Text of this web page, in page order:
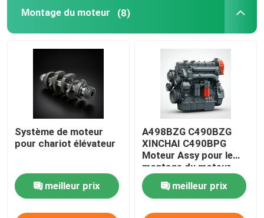
Montage du moteur (8)
Système de moteur
pour chariot élévateur
meilleur prix
A498BZG C490BZG
XINCHAI C490BPG
Moteur Assy pour le
montage du moteur
élévateur à fourche
meilleur prix